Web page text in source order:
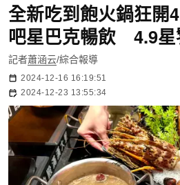
全新吃到飽火鍋狂開
吧星巴克暢飲 4.9星
記者蕭涵云/綜合報導
2024-12-16 16:19:51
2024-12-23 13:55:34